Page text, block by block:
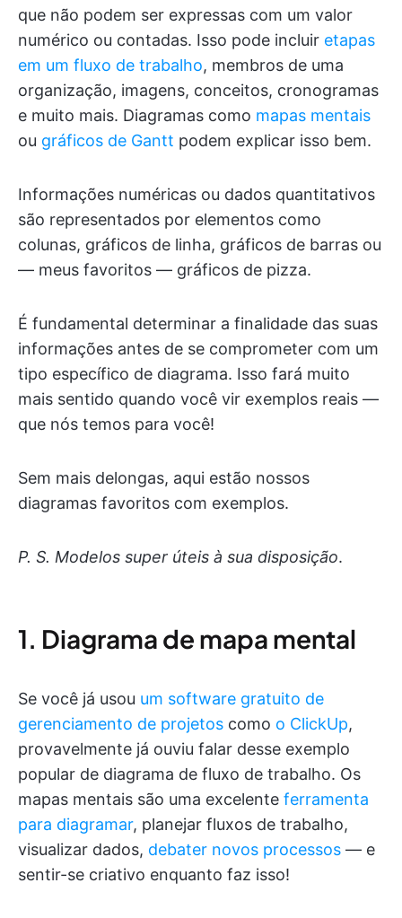
que não podem ser expressas com um valor
numérico ou contadas. Isso pode incluir etapas
em um fluxo de trabalho, membros de uma
organização, imagens, conceitos, cronogramas
e muito mais. Diagramas como mapas mentais
ou gráficos de Gantt podem explicar isso bem.
Informações numéricas ou dados quantitativos
são representados por elementos como
colunas, gráficos de linha, gráficos de barras ou
— meus favoritos — gráficos de pizza.
É fundamental determinar a finalidade das suas
informações antes de se comprometer com um
tipo específico de diagrama. Isso fará muito
mais sentido quando você vir exemplos reais —
que nós temos para você!
Sem mais delongas, aqui estão nossos
diagramas favoritos com exemplos.
P. S. Modelos super úteis à sua disposição.
1. Diagrama de mapa mental
Se você já usou um software gratuito de
gerenciamento de projetos como o ClickUp,
provavelmente já ouviu falar desse exemplo
popular de diagrama de fluxo de trabalho. Os
mapas mentais são uma excelente ferramenta
para diagramar, planejar fluxos de trabalho,
visualizar dados, debater novos processos — e
sentir-se criativo enquanto faz isso!